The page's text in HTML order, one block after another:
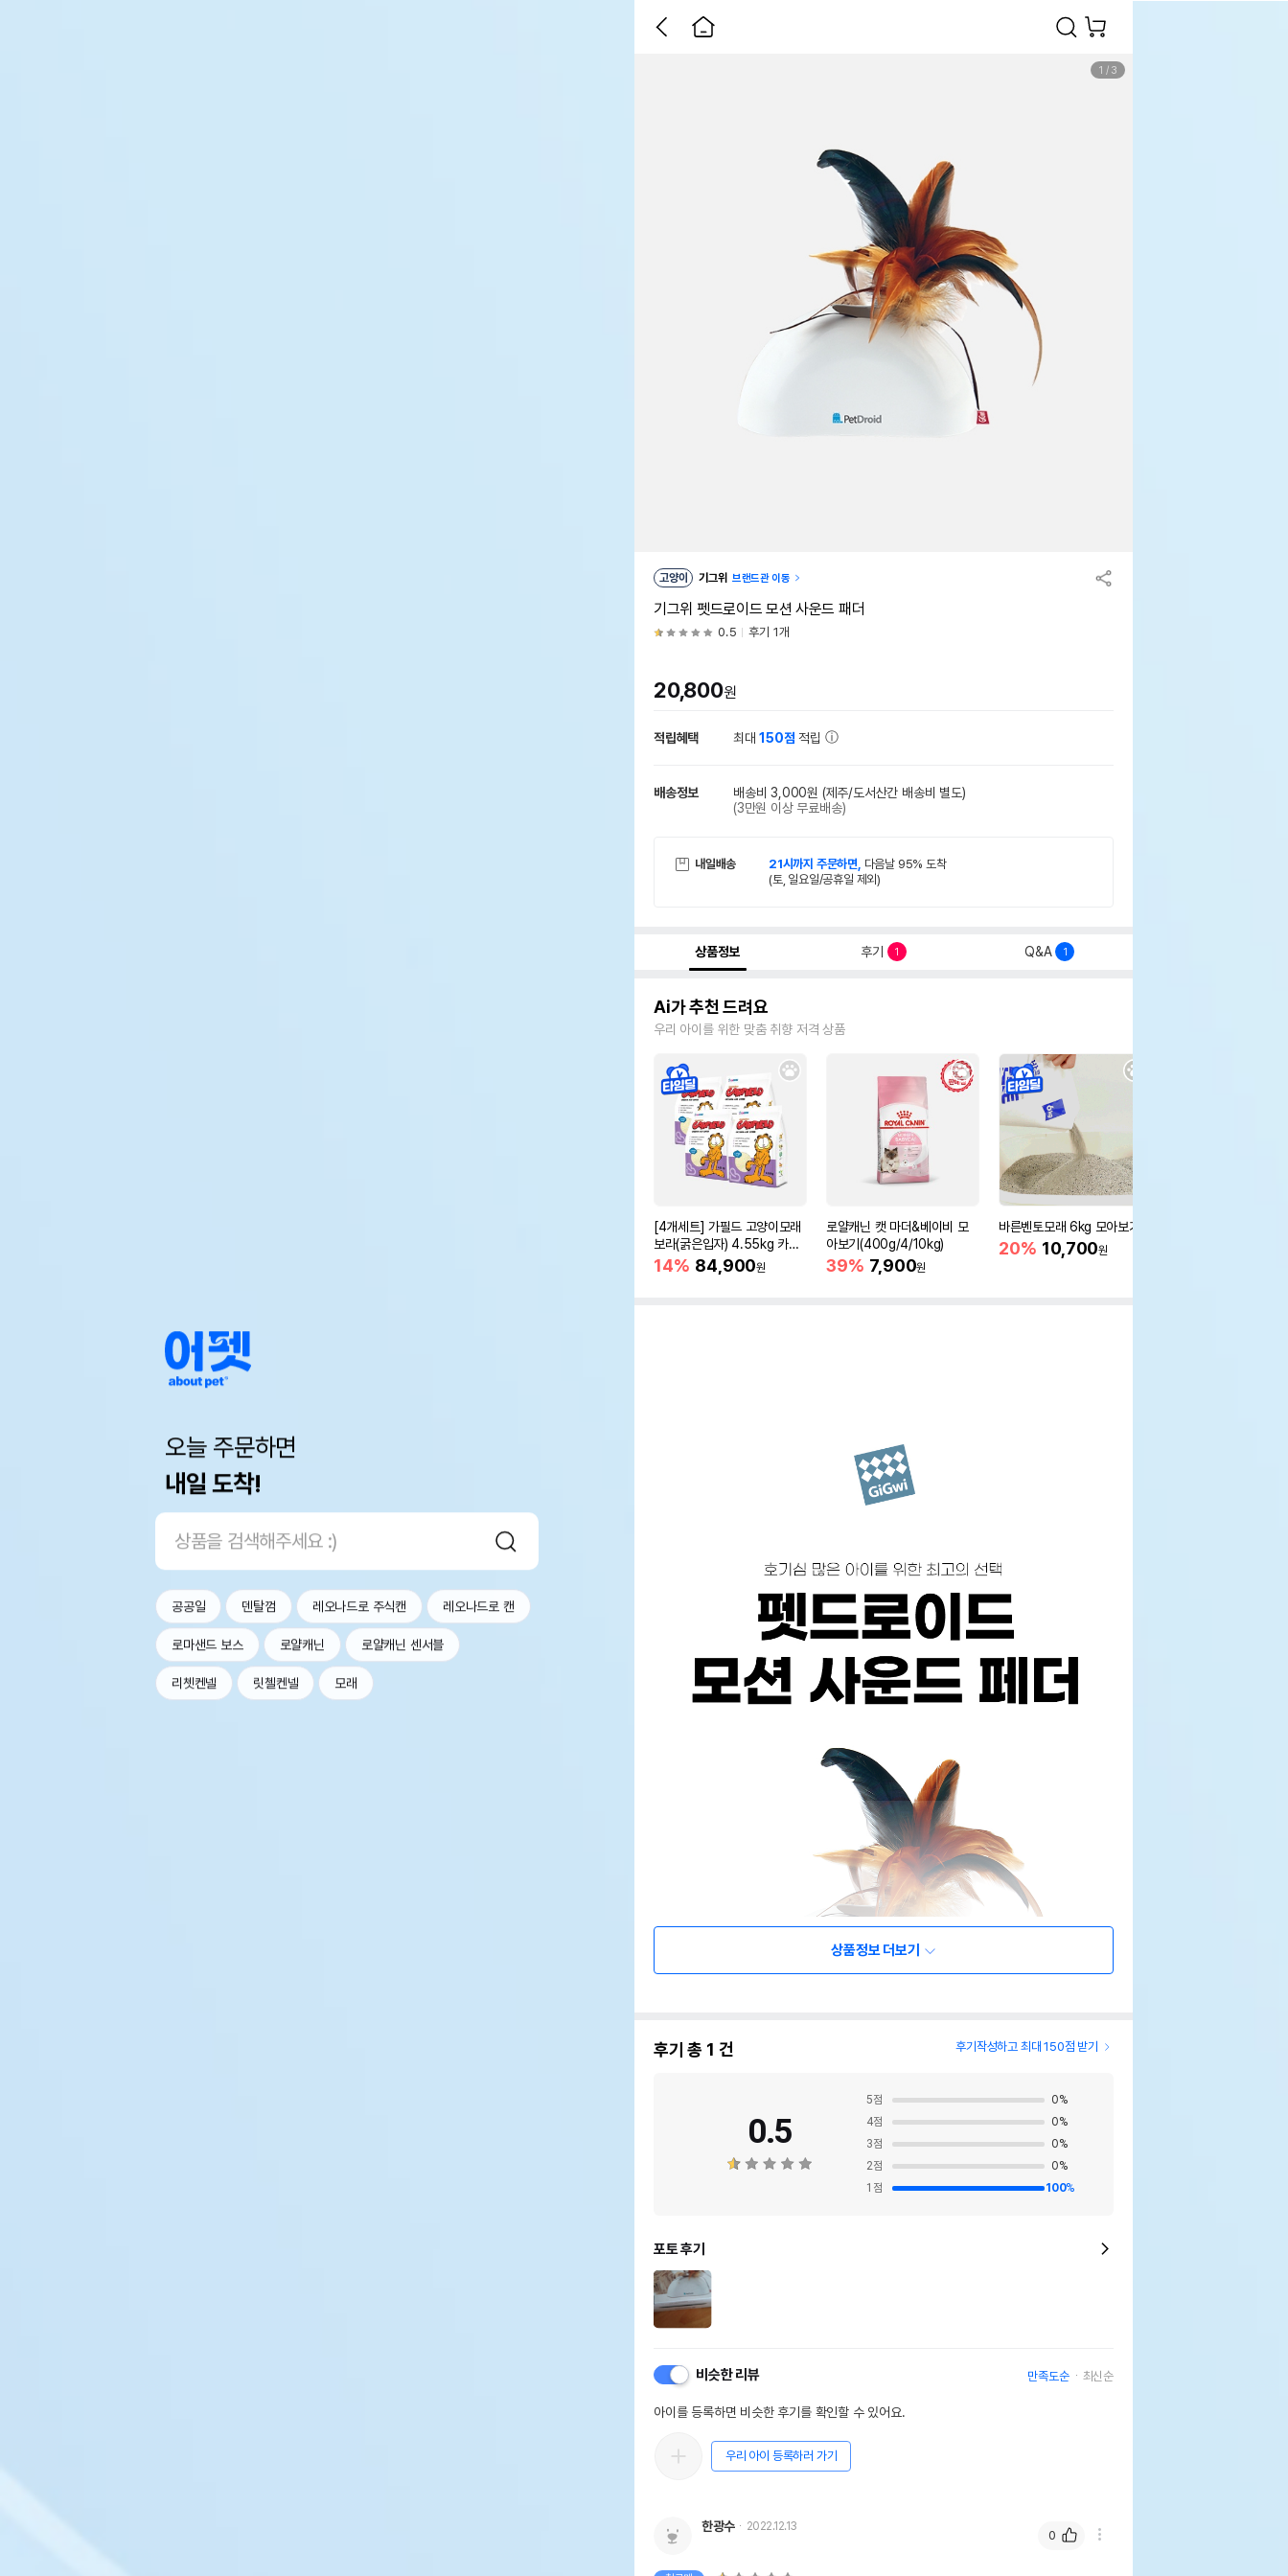
오늘 주문하면
내일 도착!
공공일 덴탈껌 레오나드로 주식캔 레오나드로 캔
로마샌드 보스 로얄캐닌 로얄캐닌 센서블
리쳇켄넬 릿첼켄넬 모래
1 / 3
고양이 기그위 브랜드관 이동
기그위 펫드로이드 모션 사운드 패더
0.5 후기 1개
20,800원
적립혜택 최대150점 적립
배송정보 배송비 3,000원 (제주/도서산간 배송비 별도)
(3만원 이상 무료배송)
내일배송 21시까지 주문하면, 다음날 95% 도착
(토, 일요일/공휴일 제외)
상품정보 후기 1 Q&A 1
Ai가 추천 드려요
우리 아이를 위한 맞춤 취향 저격 상품
[4개세트] 가필드 고양이모래
보라(굵은입자) 4.55kg 카사
바모래
14% 84,900원
로얄캐닌 캣 마더&베이비 모
아보기(400g/4/10kg)
39% 7,900원
바른벤토모래 6kg 모아보기
20% 10,700원
상품정보 더보기
후기 총 1 건 후기작성하고 최대 150점 받기
0.5
5점 0%
4점 0%
3점 0%
2점 0%
1 점 100%
포토 후기
비슷한 리뷰 만족도순 최신순
아이를 등록하면 비슷한 후기를 확인할 수 있어요.
우리 아이 등록하러 가기
한광수 2022.12.13
0